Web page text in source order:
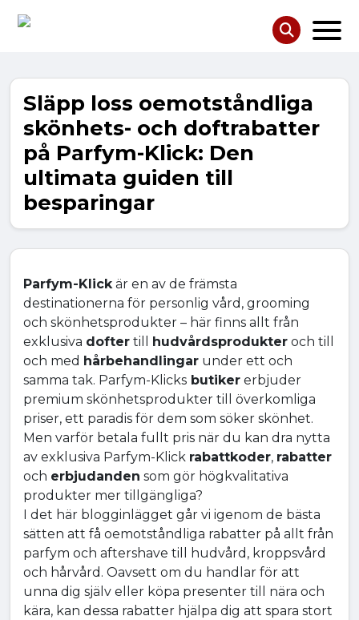
Släpp loss oemotståndliga
skönhets- och doftrabatter
på Parfym-Klick: Den
ultimata guiden till
besparingar
Parfym-Klickär en av de främsta
destinationerna för personlig vård, grooming
och skönhetsprodukter – här finns allt från
exklusiva dofter till hudvårdsprodukter och till
och med hårbehandlingar under ett och
samma tak. Parfym-Klicks butiker erbjuder
premium skönhetsprodukter till överkomliga
priser, ett paradis för dem som söker skönhet.
Men varför betala fullt pris när du kan dra nytta
av exklusiva Parfym-Klick rabattkoder, rabatter
och erbjudanden som gör högkvalitativa
produkter mer tillgängliga?
I det här blogginlägget går vi igenom de bästa
sätten att få oemotståndliga rabatter på allt från
parfym och aftershave till hudvård, kroppsvård
och hårvård. Oavsett om du handlar för att
unna dig själv eller köpa presenter till nära och
kära, kan dessa rabatter hjälpa dig att spara stort